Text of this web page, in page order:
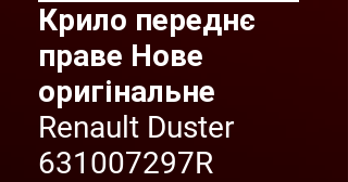
Крило переднє
праве Нове
оригінальне
Renault Duster
631007297R